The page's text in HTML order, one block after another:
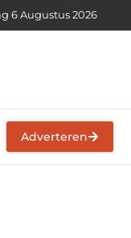
6 Augustus 2026
Adverteren